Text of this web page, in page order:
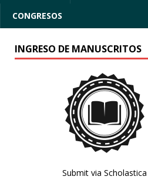
CONGRESOS
INGRESO DE MANUSCRITOS
Submit via Scholastica